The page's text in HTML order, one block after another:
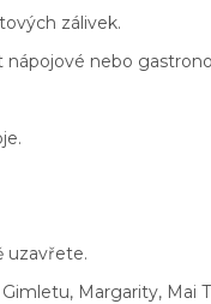
zálivek.
nápojové nebo
uzavřete.
Margarity, Mai